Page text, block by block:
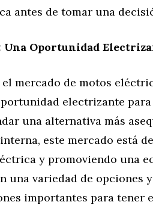
antes de tomar una
Una Oportunidad
el mercado de motos
electrizante
una alternativa más
este mercado está
y promoviendo una
una variedad de opciones
importantes para tener